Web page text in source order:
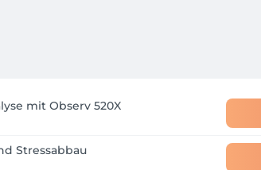
mit Observ 520X
Stressabbau